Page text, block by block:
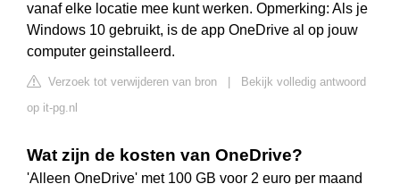
vanaf elke locatie mee kunt werken. Opmerking: Als je
Windows 10 gebruikt, is de app OneDrive al op jouw
computer geinstalleerd.
Verzoek tot verwijderen van bron
Bekijk volledig antwoord
op it-pg.nl
Wat zijn de kosten van OneDrive?
'Alleen OneDrive' met 100 GB voor 2 euro per maand